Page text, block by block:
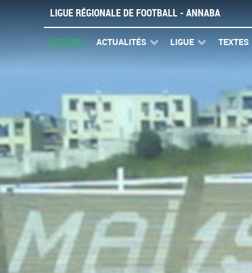
LIGUE RÉGIONALE DE FOOTBALL - ANNABA
ACCUEIL ACTUALITÉS LIGUE TEXTES